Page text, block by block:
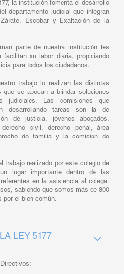
la institución fomenta el desarrollo
departamento judicial que integran
Escobar y Exaltación de la
parte de nuestra institución les
facilitan su labor diaria, propiciando
para todos los ciudadanos.
trabajo lo realizan las distintas
que se abocan a brindar soluciones
judiciales. Las comisiones que
desarrollando tareas son la de
de justicia, jóvenes abogados,
civil, derecho penal, área
de familia y la comisión de
trabajo realizado por este colegio de
lugar importante dentro de las
en la asistencia al colega.
sabiendo que somos más de 800
por el bien común.
LEY 5177